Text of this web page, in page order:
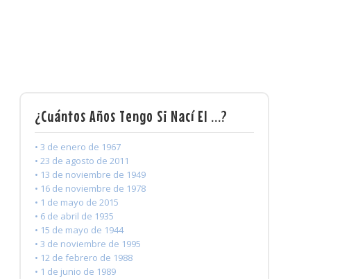
¿Cuántos Años Tengo Si Nací El ...?
• 3 de enero de 1967
• 23 de agosto de 2011
• 13 de noviembre de 1949
• 16 de noviembre de 1978
• 1 de mayo de 2015
• 6 de abril de 1935
• 15 de mayo de 1944
• 3 de noviembre de 1995
• 12 de febrero de 1988
• 1 de junio de 1989